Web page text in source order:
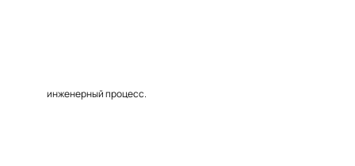
инженерный процесс.